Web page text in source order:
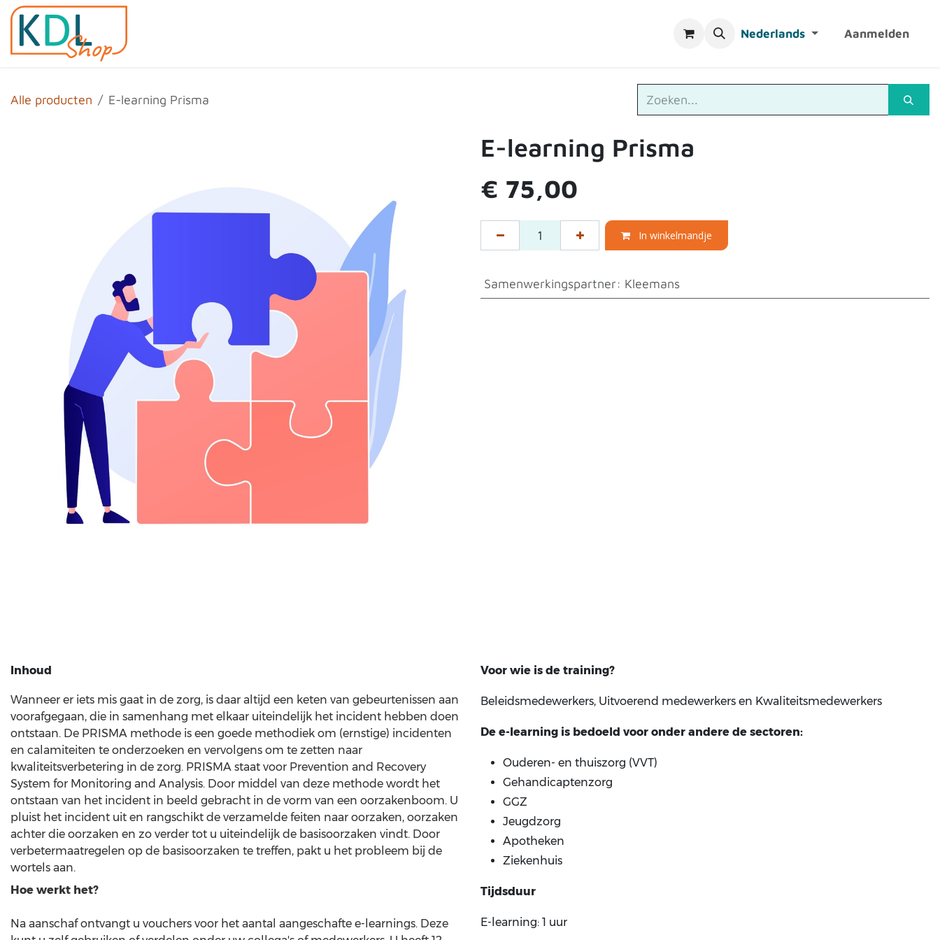
Overslaan naar inhoud
Nederlands Aanmelden
Alle producten E-learning Prisma
E-learning Prisma
€ 75,00
In winkelmandje
Samenwerkingspartner: Kleemans
Inhoud
Wanneer er iets mis gaat in de zorg, is daar altijd een keten van gebeurtenissen aan
voorafgegaan, die in samenhang met elkaar uiteindelijk het incident hebben doen
ontstaan. De PRISMA methode is een goede methodiek om (ernstige) incidenten
en calamiteiten te onderzoeken en vervolgens om te zetten naar
kwaliteitsverbetering in de zorg. PRISMA staat voor Prevention and Recovery
System for Monitoring and Analysis. Door middel van deze methode wordt het
ontstaan van het incident in beeld gebracht in de vorm van een oorzakenboom. U
pluist het incident uit en rangschikt de verzamelde feiten naar oorzaken, oorzaken
achter die oorzaken en zo verder tot u uiteindelijk de basisoorzaken vindt. Door
verbetermaatregelen op de basisoorzaken te treffen, pakt u het probleem bij de
wortels aan.
Hoe werkt het?
Na aanschaf ontvangt u vouchers voor het aantal aangeschafte e-learnings. Deze
Voor wie is de training?
Beleidsmedewerkers, Uitvoerend medewerkers en Kwaliteitsmedewerkers
De e-learning is bedoeld voor onder andere de sectoren:
Ouderen- en thuiszorg (VVT)
Gehandicaptenzorg
GGZ
Jeugdzorg
Apotheken
Ziekenhuis
Tijdsduur
E-learning: 1 uur